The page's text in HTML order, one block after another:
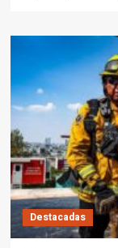
Destacadas